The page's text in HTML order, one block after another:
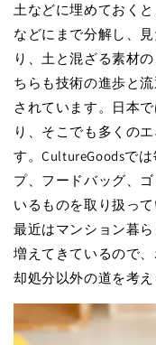
土などに埋めておく
などにまで分解し、
り、土と混ざる素材
ちらも技術の進歩と
されています。日本
り、そこでも多くの
す。CultureGoodsで
プ、フードバッグ、
いるものを取り扱っ
最近はマンション暮
増えてきているので
却処分以外の道を考